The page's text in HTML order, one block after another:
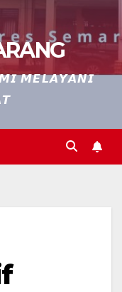
𝙈𝙀𝙇𝘼𝙔𝘼𝙉𝙄